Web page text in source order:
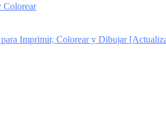
Colorear
Imprimir, Colorear y Dibujar